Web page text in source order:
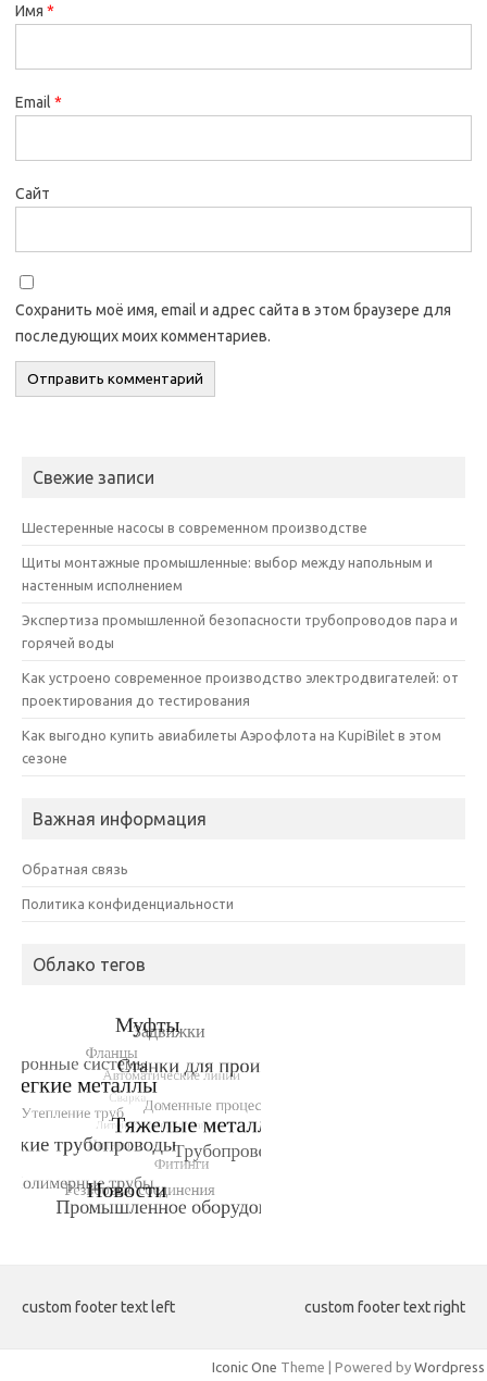
Имя *
Email *
Сайт
Сохранить моё имя, email и адрес сайта в этом браузере для
последующих моих комментариев.
Свежие записи
Шестеренные насосы в современном производстве
Щиты монтажные промышленные: выбор между напольным и
настенным исполнением
Экспертиза промышленной безопасности трубопроводов пара и
горячей воды
Как устроено современное производство электродвигателей: от
проектирования до тестирования
Как выгодно купить авиабилеты Аэрофлота на KupiBilet в этом
сезоне
Важная информация
Обратная связь
Политика конфиденциальности
Облако тегов
custom footer text left custom footer text right
Iconic One Theme | Powered by Wordpress